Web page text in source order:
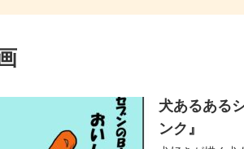
犬あるある
ンク』